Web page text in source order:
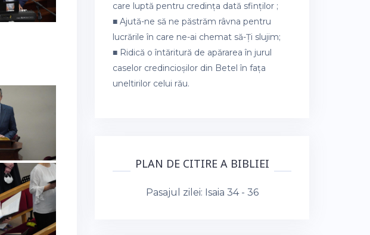
care luptă pentru credința dată sfinților ;
■ Ajută-ne să ne păstrăm râvna pentru
lucrările în care ne-ai chemat să-Ți slujim;
■ Ridică o întăritură de apărarea în jurul
caselor credincioșilor din Betel în fața
uneltirilor celui rău.
PLAN DE CITIRE A BIBLIEI
Pasajul zilei: Isaia 34 - 36